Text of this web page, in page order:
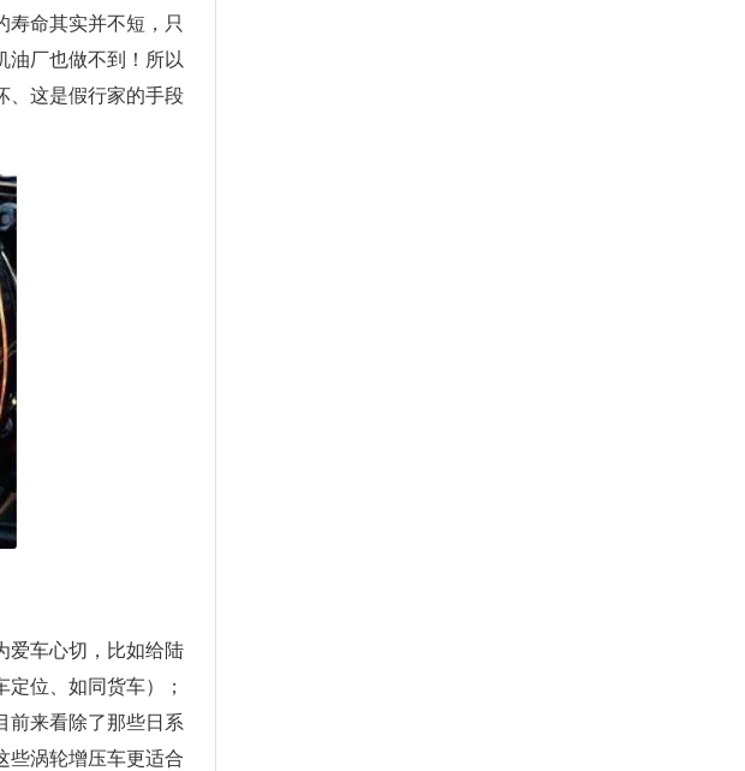
寿命其实并不短，只
油厂也做不到！所以
、这是假行家的手段
爱车心切，比如给陆
位、如同货车）；
前来看除了那些日系
些涡轮增压车更适合